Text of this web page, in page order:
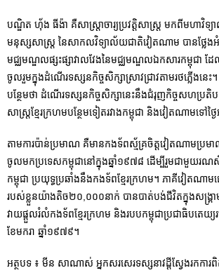
បណ្ឌិត ហុ័ង ធីង៉ា គឺសាស្រ្តាចារ្យប្រវត្តិសាស្រ្ត មកពីមហាវិទ្
មនុស្សសាស្ត្រ នៃសាកលវិទ្យាល័យជាតិវៀតណាម បានថ្ល
មជ្ឈមណ្ឌលផ្សះផ្សាវាលវែងនៃមជ្ឈមណ្ឌលឯកសារកម្ពុជា ដ
ចូលរួមក្នុងដំណើរទស្សនកិច្ចសិក្សាស្រាវជ្រាវតាមរថភ្លើងន
បន្ថែម​ថា ដំណើរ​ទស្សនកិច្ចសិក្សា​នេះ​នឹង​ជំរុញ​កិច្ច​សហប្រតិបត្តិ
សាស្រ្តខ្មែរក្រហម​បន្ថែម​ទៀត​រវាង​កម្ពុជា និង​វៀតណាម​ទៅ​ថ្ង
តាមការប៉ាន់ប្រមាណ គឺមានកងទ័ពស្ម័គ្រចិត្តវៀតណាមប្រ
ចូលមកប្រទេសកម្ពុជានៅក្នុងឆ្នាំ១៩៧៨ ដើម្បីរួមជាមួយរណសិ
កម្ពុជា ប្រយុទ្ធប្រឆាំងនឹងកងទ័ពខ្មែរក្រហម។ ភាគីវៀតណាម
របស់ខ្លួនយ៉ាងតិច២០,០០០នាក់ បានបាត់បង់ជីវិតក្នុងសង្គ្រ
វាយផ្តួលរំលំកងទ័ពខ្មែរក្រហម និងរបបកម្ពុជាប្រជាធិបតេ
ខែមករា ឆ្នាំ១៩៧៩។
អត្ថបទ ៖ មីន សាណាស់ អ្នកសរសេរទស្សនាវដ្តីស្វែងរកការ